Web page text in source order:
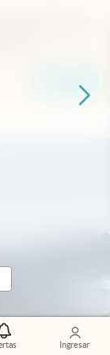
Ingresar
donde los
al